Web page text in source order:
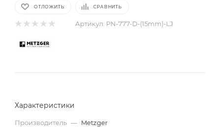
ОТЛОЖИТЬ СРАВНИТЬ
Артикул: PN-777-D-(15mm)-LJ
Характеристики
Производитель — Metzger